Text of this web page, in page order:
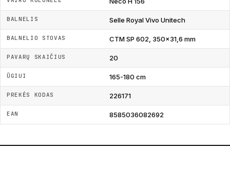
BALNELIS Selle Royal Vivo Unitech
BALNELIO STOVAS CTM SP 602, 350x31,6 mm
PAVARŲ SKAIČIUS 20
ŪGIUI 165-180 cm
PREKĖS KODAS 226171
EAN 8585036082692